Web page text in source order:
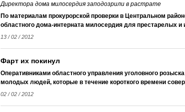
Директора дома милосердия заподозрили в растрате
По материалам прокурорской проверки в Центральном
областного дома-интерната милосердия для престарелых и
13 / 02 / 2012
Фарт их покинул
Оперативниками областного управления уголовного
молодых людей, которые в течение короткого времени
02 / 02 / 2012